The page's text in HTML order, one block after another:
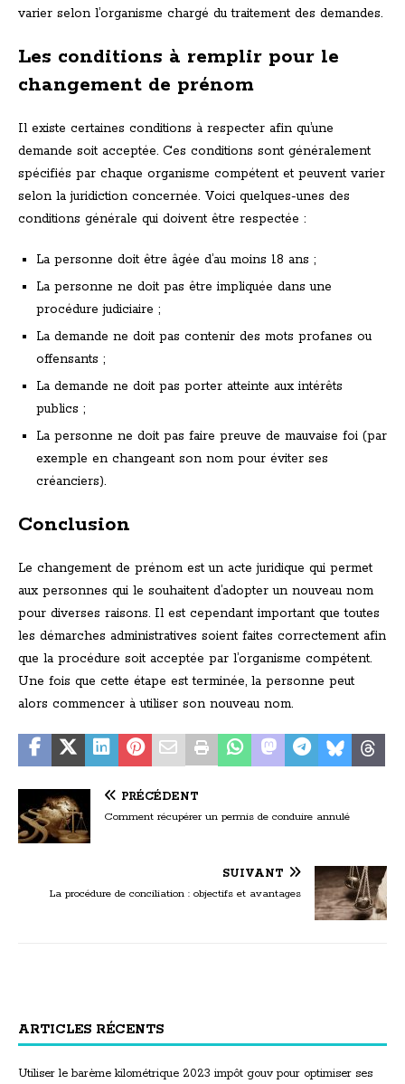
varier selon l’organisme chargé du traitement des demandes.
Les conditions à remplir pour le
changement de prénom
Il existe certaines conditions à respecter afin qu’une
demande soit acceptée. Ces conditions sont généralement
spécifiés par chaque organisme compétent et peuvent varier
selon la juridiction concernée. Voici quelques-unes des
conditions générale qui doivent être respectée :
La personne doit être âgée d’au moins 18 ans ;
La personne ne doit pas être impliquée dans une
procédure judiciaire ;
La demande ne doit pas contenir des mots profanes ou
offensants ;
La demande ne doit pas porter atteinte aux intérêts
publics ;
La personne ne doit pas faire preuve de mauvaise foi (par
exemple en changeant son nom pour éviter ses
créanciers).
Conclusion
Le changement de prénom est un acte juridique qui permet
aux personnes qui le souhaitent d’adopter un nouveau nom
pour diverses raisons. Il est cependant important que toutes
les démarches administratives soient faites correctement afin
que la procédure soit acceptée par l’organisme compétent.
Une fois que cette étape est terminée, la personne peut
alors commencer à utiliser son nouveau nom.
PRÉCÉDENT
Comment récupérer un permis de conduire annulé
SUIVANT
La procédure de conciliation : objectifs et avantages
ARTICLES RÉCENTS
Utiliser le barème kilométrique 2023 impôt gouv pour optimiser ses